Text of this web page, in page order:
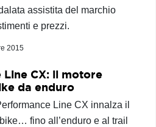
assistita del marchio
e prezzi.
2015
Line CX: il motore
da enduro
Line CX innalza il
fino all’enduro e al trail